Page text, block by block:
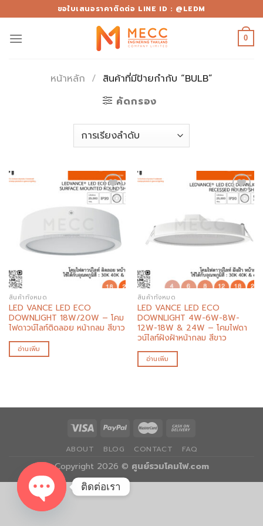
to
content
ขอใบเสนอราคาติดต่อ LINE ID : @LEDM
0
หน้าหลัก / สินค้าที่มีป้ายกำกับ “BULB”
คัดกรอง
Add to
wishlist
สินค้าทั้งหมด
LED VANCE LED ECO
DOWNLIGHT 18W/20W – โคม
ไฟดาวน์ไลท์ติดลอย หน้ากลม สีขาว
อ่านเพิ่ม
Add to
wishlist
สินค้าทั้งหมด
LED VANCE LED ECO
DOWNLIGHT 4W-6W-8W-
12W-18W & 24W – โคมไฟดา
วน์ไลท์ฝังฝ้าหน้ากลม สีขาว
อ่านเพิ่ม
ABOUT BLOG CONTACT FAQ
Copyright 2026 © ศูนย์รวมโคมไฟ.com
ติดต่อเรา